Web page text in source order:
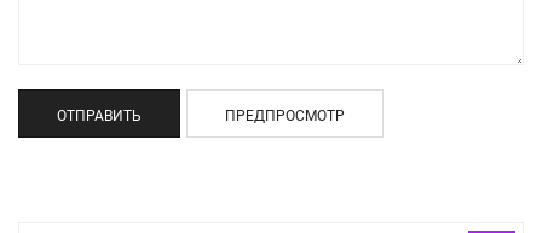
ОТПРАВИТЬ ПРЕДПРОСМОТР